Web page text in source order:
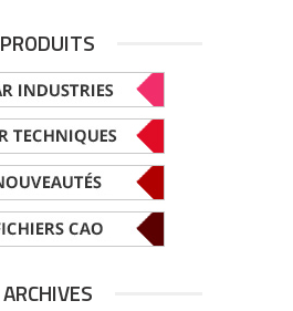
PRODUITS
ARCHIVES